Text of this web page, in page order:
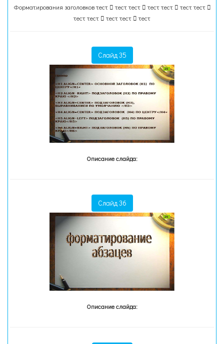
Форматирования заголовков тест  тест тест  тест тест  тест тест 
тест тест  тест тест  тест
Слайд 35
Описание слайда:
Слайд 36
Описание слайда: